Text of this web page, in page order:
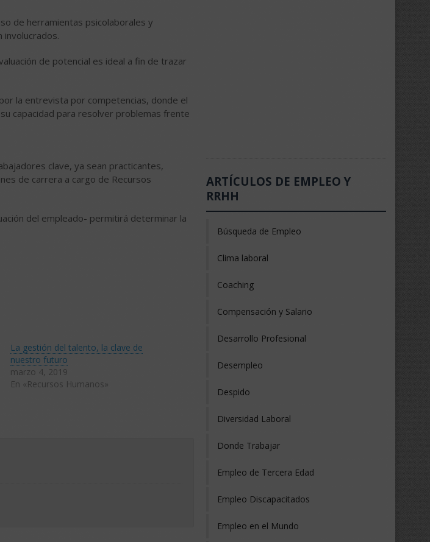
de herramientas psicolaborales y
de potencial es ideal a fin de trazar
la entrevista por competencias, donde el
capacidad para resolver problemas frente
clave, ya sean practicantes,
de carrera a cargo de Recursos
del empleado- permitirá determinar la
La gestión del talento, la clave de
nuestro futuro
marzo 4, 2019
En «Recursos Humanos»
ARTÍCULOS DE EMPLEO Y
RRHH
Búsqueda de Empleo
Clima laboral
Coaching
Compensación y Salario
Desarrollo Profesional
Desempleo
Despido
Diversidad Laboral
Donde Trabajar
Empleo de Tercera Edad
Empleo Discapacitados
Empleo en el Mundo